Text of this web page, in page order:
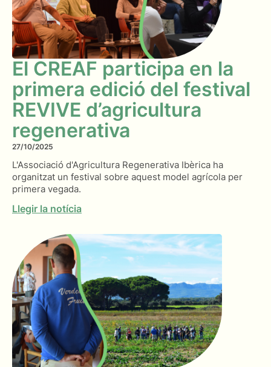
El CREAF participa en la
primera edició del festival
REVIVE d’agricultura
regenerativa
27/10/2025
L'Associació d'Agricultura Regenerativa Ibèrica ha
organitzat un festival sobre aquest model agrícola per
primera vegada.
Llegir la notícia